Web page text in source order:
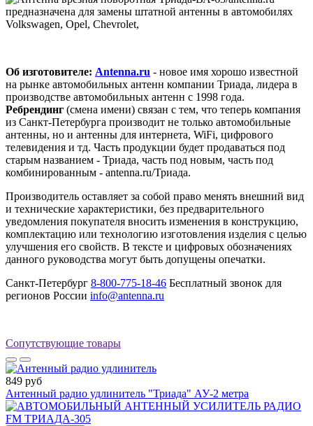
Об изготовителе: Antenna.ru - новое имя хорошо известной
на рынке автомобильных антенн компании Триада, лидера в
производстве автомобильных антенн с 1998 года.
Ребрендинг (смена имени) связан с тем, что теперь компания
из Санкт-Петербурга производит не только автомобильные
антенны, но и антенны для интернета, WiFi, цифрового
телевидения и тд. Часть продукции будет продаваться под
старым названием - Триада, часть под новым, часть под
комбинированным - antenna.ru/Триада.
Производитель оставляет за собой право менять внешний вид
и технические характеристики, без предварительного
уведомления покупателя вносить изменения в конструкцию,
комплектацию или технологию изготовления изделия с целью
улучшения его свойств. В тексте и цифровых обозначениях
данного руководства могут быть допущены опечатки.
Санкт-Петербург 8-800-775-18-46 Бесплатный звонок для
регионов России info@antenna.ru
Сопутствующие товары
849 руб
Антенный радио удлинитель "Триада" АУ-2 метра